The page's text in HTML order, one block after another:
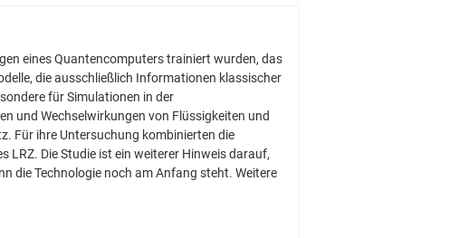
eines Quantencomputers trainiert wurden, das
die ausschließlich Informationen klassischer
für Simulationen in der
und Wechselwirkungen von Flüssigkeiten und
Für ihre Untersuchung kombinierten die
LRZ. Die Studie ist ein weiterer Hinweis darauf,
die Technologie noch am Anfang steht. Weitere